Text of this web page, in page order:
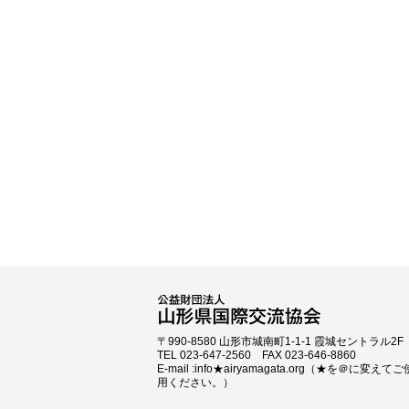
〒990-8580 山形市城南町1-1-1 霞城セントラル2F
TEL 023-647-2560 FAX 023-646-8860
E-mail :info★airyamagata.org（★を＠に変えてご
用ください。）